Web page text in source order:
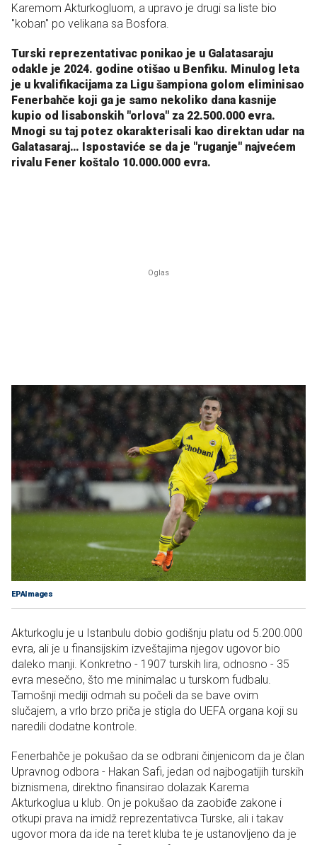
Karemom Akturkogluom, a upravo je drugi sa liste bio
"koban" po velikana sa Bosfora.
Turski reprezentativac ponikao je u Galatasaraju
odakle je 2024. godine otišao u Benfiku. Minulog leta
je u kvalifikacijama za Ligu šampiona golom eliminisao
Fenerbahče koji ga je samo nekoliko dana kasnije
kupio od lisabonskih "orlova" za 22.500.000 evra.
Mnogi su taj potez okarakterisali kao direktan udar na
Galatasaraj… Ispostaviće se da je "ruganje" najvećem
rivalu Fener koštalo 10.000.000 evra.
EPAImages
Akturkoglu je u Istanbulu dobio godišnju platu od 5.200.000
evra, ali je u finansijskim izveštajima njegov ugovor bio
daleko manji. Konkretno - 1907 turskih lira, odnosno - 35
evra mesečno, što me minimalac u turskom fudbalu.
Tamošnji mediji odmah su počeli da se bave ovim
slučajem, a vrlo brzo priča je stigla do UEFA organa koji su
naredili dodatne kontrole.
Fenerbahče je pokušao da se odbrani činjenicom da je član
Upravnog odbora - Hakan Safi, jedan od najbogatijih turskih
biznismena, direktno finansirao dolazak Karema
Akturkoglua u klub. On je pokušao da zaobiđe zakone i
otkupi prava na imidž reprezentativca Turske, ali i takav
ugovor mora da ide na teret kluba te je ustanovljeno da je